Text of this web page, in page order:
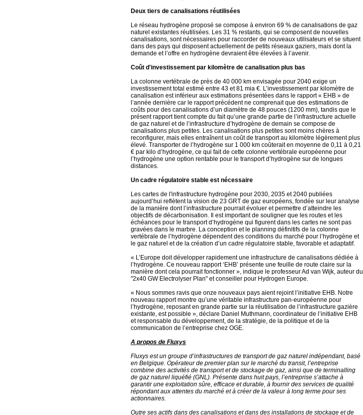
Deux tiers de canalisations réutilisées
Le réseau hydrogène proposé se compose à environ 69 % de canalisations de gaz
naturel existantes réutilisées. Les 31 % restants, qui se composent de nouvelles
canalisations, sont nécessaires pour raccorder de nouveaux utilisateurs et se situent
dans des pays qui disposent actuellement de petits réseaux gaziers, mais dont la
demande et l’offre en hydrogène devraient être élevées à l’avenir.
Coût d'investissement par kilomètre de canalisation plus bas
La colonne vertébrale de près de 40 000 km envisagée pour 2040 exige un
investissement total estimé entre 43 et 81 mia €. L’investissement par kilomètre de
canalisation est inférieur aux estimations présentées dans le rapport « EHB » de
l’année dernière car le rapport précédent ne comprenait que des estimations de
coûts pour des canalisations d’un diamètre de 48 pouces (1200 mm), tandis que le
présent rapport tient compte du fait qu’une grande partie de l’infrastructure actuelle
de gaz naturel et de l’infrastructure d’hydrogène de demain se compose de
canalisations plus petites. Les canalisations plus petites sont moins chères à
reconfigurer, mais elles entraînent un coût de transport au kilomètre légèrement plus
élevé. Transporter de l’hydrogène sur 1 000 km coûterait en moyenne de 0,11 à 0,21
€ par kilo d’hydrogène, ce qui fait de cette colonne vertébrale européenne pour
l’hydrogène une option rentable pour le transport d’hydrogène sur de longues
distances.
Un cadre régulatoire stable est nécessaire
Les cartes de l'infrastructure hydrogène pour 2030, 2035 et 2040 publiées
aujourd’hui reflètent la vision de 23 GRT de gaz européens, fondée sur leur analyse
de la manière dont l’infrastructure pourrait évoluer et permettre d’atteindre les
objectifs de décarbonisation. Il est important de souligner que les routes et les
échéances pour le transport d’hydrogène qui figurent dans les cartes ne sont pas
gravées dans le marbre. La conception et le planning définitifs de la colonne
vertébrale de l’hydrogène dépendent des conditions du marché pour l’hydrogène et
le gaz naturel et de la création d’un cadre régulatoire stable, favorable et adaptatif.
« L’Europe doit développer rapidement une infrastructure de canalisations dédiée à
l’hydrogène. Ce nouveau rapport ‘EHB’ présente une feuille de route claire sur la
manière dont cela pourrait fonctionner », indique le professeur Ad van Wijk, auteur du
"2x40 GW Electrolyser Plan" et conseiller pour Hydrogen Europe.
« Nous sommes ravis que onze nouveaux pays aient rejoint l’initiative EHB. Notre
nouveau rapport montre qu’une véritable infrastructure pan-européenne pour
l’hydrogène, reposant en grande partie sur la réutilisation de l’infrastructure gazière
existante, est possible », déclare Daniel Muthmann, coordinateur de l’initiative EHB
et responsable du développement, de la stratégie, de la politique et de la
communication de l’entreprise chez OGE.
A propos de Fluxys
Fluxys est un groupe d’infrastructures de transport de gaz naturel indépendant, basé
en Belgique. Opérateur de premier plan sur le marché du transit, l’entreprise
combine des activités de transport et de stockage de gaz, ainsi que de terminalling
de gaz naturel liquéfié (GNL). Présente dans huit pays, l’entreprise s’attache à
garantir une exploitation sûre, efficace et durable, à fournir des services de qualité
répondant aux attentes du marché et à créer de la valeur à long terme pour ses
actionnaires.
Outre ses actifs dans des canalisations et dans des installations de stockage et de